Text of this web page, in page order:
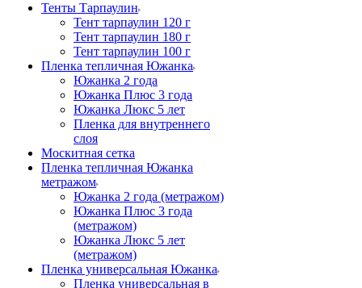
Тенты Тарпаулин
Тент тарпаулин 120 г
Тент тарпаулин 180 г
Тент тарпаулин 100 г
Пленка тепличная Южанка
Южанка 2 года
Южанка Плюс 3 года
Южанка Люкс 5 лет
Пленка для внутреннего
слоя
Москитная сетка
Пленка тепличная Южанка
метражом
Южанка 2 года (метражом)
Южанка Плюс 3 года
(метражом)
Южанка Люкс 5 лет
(метражом)
Пленка универсальная Южанка
Пленка универсальная в